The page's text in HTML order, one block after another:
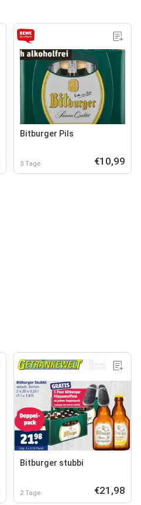
Bitburger Pils
3 Tage €10,99
Bitburger stubbi
2 Tage €21,98